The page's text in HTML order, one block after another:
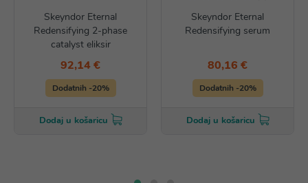
Skeyndor Eternal
Redensifying 2-phase
catalyst eliksir
92,14 €
Dodatnih -20%
Dodaj u košaricu
Skeyndor Eternal
Redensifying serum
80,16 €
Dodatnih -20%
Dodaj u košaricu